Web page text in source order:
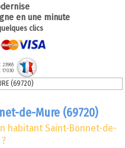
en une minute
clics
23965
(69720)
de-Mure (69720)
habitant Saint-Bonnet-de-